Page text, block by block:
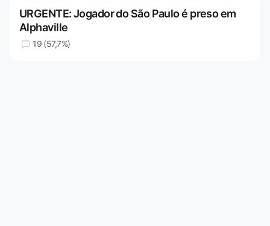
URGENTE: Jogador do São Paulo é preso em
Alphaville
19 (57,7%)